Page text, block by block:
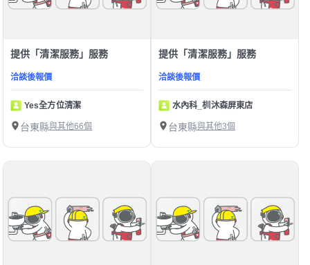
提供「清潔服務」服務
洽談後報價
Yes全方位清潔
台東縣與其他66個
提供「清潔服務」服務
洽談後報價
水內科_杊沐森屏東店
台東縣與其他3個